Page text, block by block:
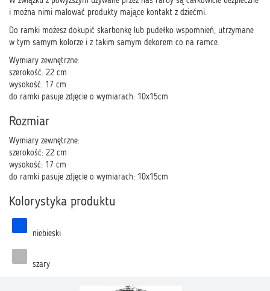
i można nimi malować produkty mające kontakt z dziećmi.
Do ramki możesz dokupić skarbonkę lub pudełko wspomnień, utrzymane
w tym samym kolorze i z takim samym dekorem co na ramce.
Wymiary zewnętrzne:
szerokość: 22 cm
wysokość: 17 cm
do ramki pasuje zdjęcie o wymiarach: 10x15cm
Rozmiar
Wymiary zewnętrzne:
szerokość: 22 cm
wysokość: 17 cm
do ramki pasuje zdjęcie o wymiarach: 10x15cm
Kolorystyka produktu
niebieski
szary